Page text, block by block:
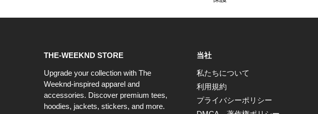
THE-WEEKND STORE
Upgrade your collection with The
Weeknd-inspired apparel and
accessories. Discover premium tees,
hoodies, jackets, stickers, and more.
当社
私たちについて
利用規約
プライバシーポリシー